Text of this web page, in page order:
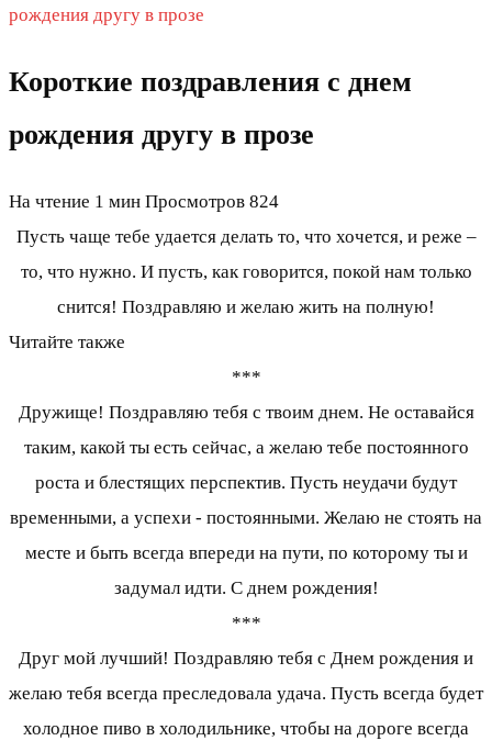
рождения другу в прозе
Короткие поздравления с днем
рождения другу в прозе
На чтение 1 мин Просмотров 824
Пусть чаще тебе удается делать то, что хочется, и реже –
то, что нужно. И пусть, как говорится, покой нам только
снится! Поздравляю и желаю жить на полную!
Читайте также
***
Дружище! Поздравляю тебя с твоим днем. Не оставайся
таким, какой ты есть сейчас, а желаю тебе постоянного
роста и блестящих перспектив. Пусть неудачи будут
временными, а успехи - постоянными. Желаю не стоять на
месте и быть всегда впереди на пути, по которому ты и
задумал идти. С днем рождения!
***
Друг мой лучший! Поздравляю тебя с Днем рождения и
желаю тебя всегда преследовала удача. Пусть всегда будет
холодное пиво в холодильнике, чтобы на дороге всегда